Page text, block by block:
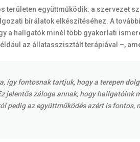
területen együttműködik: a szervezet
bírálatok elkészítéséhez. A
a hallgatók minél több gyakorlati
az állatasszisztált terápiával –,
így fontosnak tartjuk, hogy a terepen
jelentős záloga annak, hogy hallgatóink
pedig az együttműködés azért is